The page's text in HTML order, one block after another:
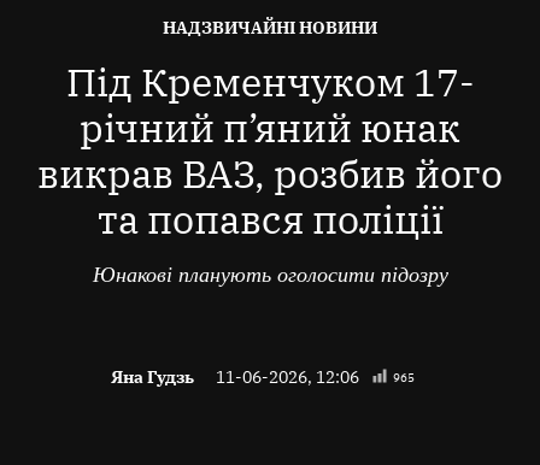
ОПУБЛІКОВАНО
НАДЗВИЧАЙНІ НОВИНИ
Під Кременчуком 17-
річний п’яний юнак
викрав ВАЗ, розбив його
та попався поліції
Юнакові планують оголосити підозру
Яна Гудзь 11-06-2026, 12:06 965